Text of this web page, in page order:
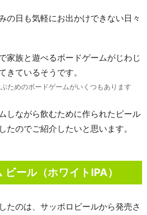
の日も気軽にお出かけできない日々
家族と遊べるボードゲームがじわじ
きているそうです。
ためのボードゲームがいくつもあります
しながら飲むために作られたビール
たのでご紹介したいと思います。
ール（ホワイトIPA）
たのは、サッポロビールから発売さ